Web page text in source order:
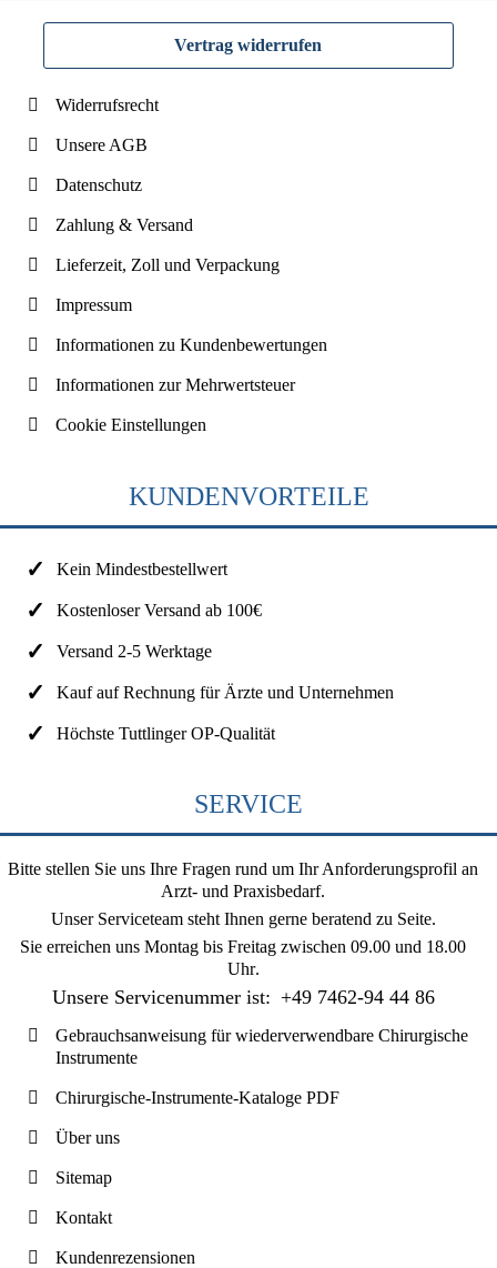
Vertrag widerrufen
Widerrufsrecht
Unsere AGB
Datenschutz
Zahlung & Versand
Lieferzeit, Zoll und Verpackung
Impressum
Informationen zu Kundenbewertungen
Informationen zur Mehrwertsteuer
Cookie Einstellungen
KUNDENVORTEILE
Kein Mindestbestellwert
Kostenloser Versand ab 100€
Versand 2-5 Werktage
Kauf auf Rechnung für Ärzte und Unternehmen
Höchste Tuttlinger OP-Qualität
SERVICE
Bitte stellen Sie uns Ihre Fragen rund um Ihr Anforderungsprofil an
Arzt- und Praxisbedarf.
Unser Serviceteam steht Ihnen gerne beratend zu Seite.
Sie erreichen uns Montag bis Freitag zwischen 09.00 und 18.00
Uhr.
Unsere Servicenummer ist: +49 7462-94 44 86
Gebrauchsanweisung für wiederverwendbare Chirurgische
Instrumente
Chirurgische-Instrumente-Kataloge PDF
Über uns
Sitemap
Kontakt
Kundenrezensionen